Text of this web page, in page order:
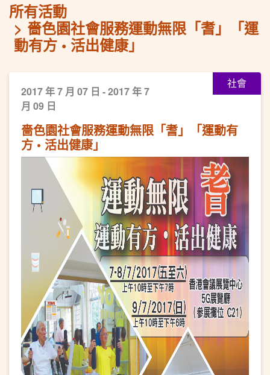
所有活動
嗇色園社會服務運動無限「耆」「運
動有方 • 活出健康」
社會
2017 年 7 月 07 日 - 2017 年 7
月 09 日
嗇色園社會服務運動無限「耆」「運動有
方 • 活出健康」